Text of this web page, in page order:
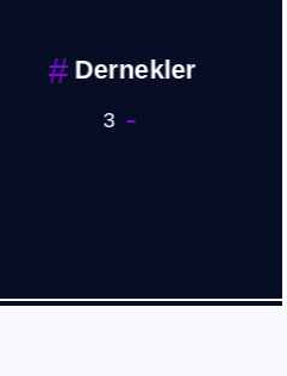
Dernekler